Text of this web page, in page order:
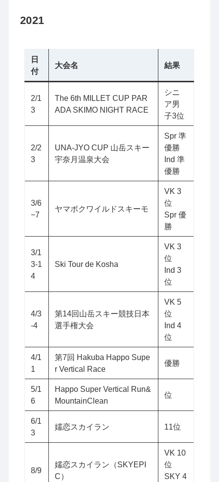
2021
日
付
大会名 結果
2/1
3
The 6th MILLET CUP PAR
ADA SKIMO NIGHT RACE
シニ
ア男
子3位
2/2
3
UNA-JYO CUP 山岳スキー
宇奈月温泉大会
Spr 準
優勝
Ind 準
優勝
3/6
−7
ヤマボクワイルドスキーモ
VK 3
位
Spr 優
勝
3/1
3-1
4
Ski Tour de Kosha
VK 3
位
Ind 3
位
4/3
-4
第14回山岳スキー競技日本
選手権大会
VK 5
位
Ind 4
位
4/1
1
第7回 Hakuba Happo Supe
r Vertical Race
優勝
5/1
6
Happo Super Vertical Run&
MountainClean
位
6/1
3
嬬恋スカイラン 11位
8/9
嬬恋スカイラン（SKYEPI
C）
VK 10
位
SKY 4